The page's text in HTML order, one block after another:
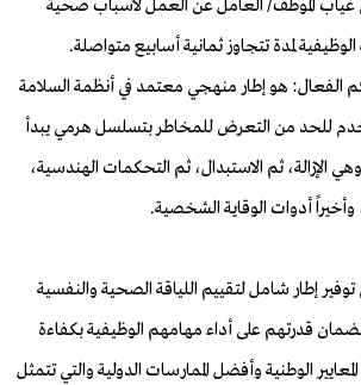
غياب الموظف/ العامل عن العمل لأسباب صحية
لمدة تتجاوز ثمانية أسابيع متواصلة.
الفعال: هو إطار منهجي معتمد في أنظمة السلامة
للحد من التعرض للمخاطر بتسلسل هرمي يبدأ
وهي الإزالة، ثم الاستبدال، ثم التحكمات الهندسية،
وأخيراً أدوات الوقاية الشخصية.
إطار شامل لتقييم اللياقة الصحية والنفسية
قدرتهم على أداء مهامهم الوظيفية بكفاءة
الوطنية وأفضل الممارسات الدولية والتي تتمثل